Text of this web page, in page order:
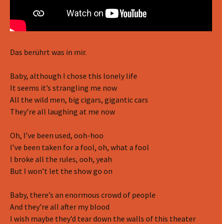
Das berührt was in mir.
Baby, although I chose this lonely life
It seems it’s strangling me now
All the wild men, big cigars, gigantic cars
They’re all laughing at me now
Oh, I’ve been used, ooh-hoo
I’ve been taken for a fool, oh, what a fool
I broke all the rules, ooh, yeah
But I won’t let the show go on
Baby, there’s an enormous crowd of people
And they’re all after my blood
I wish maybe they’d tear down the walls of this theater